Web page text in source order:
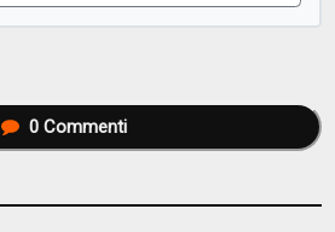
0Commenti